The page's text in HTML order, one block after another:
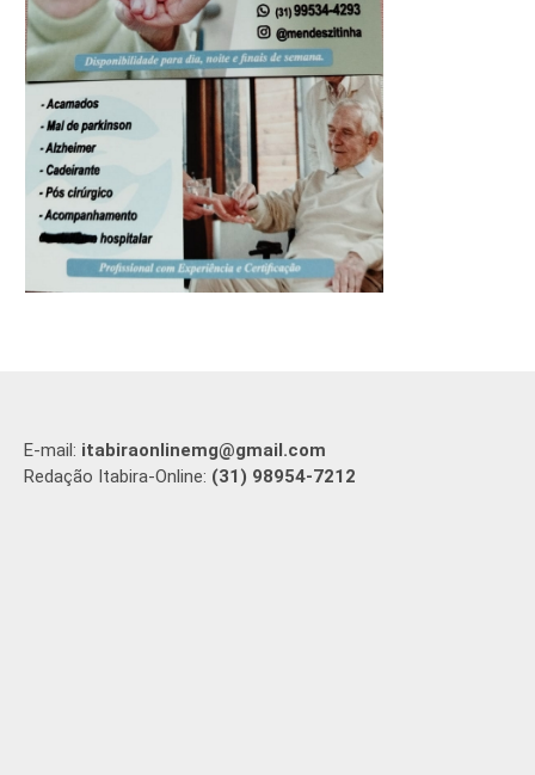
E-mail: itabiraonlinemg@gmail.com
Redação Itabira-Online: (31) 98954-7212